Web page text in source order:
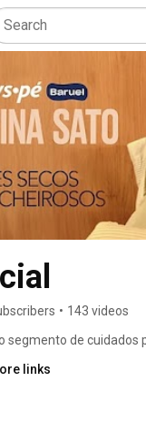
• 143 videos
segmento de cuidados
links